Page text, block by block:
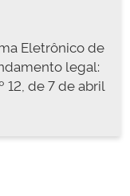
Eletrônico de
legal:
12, de 7 de abril